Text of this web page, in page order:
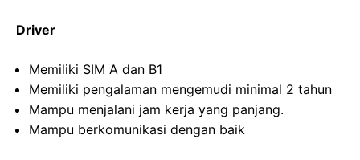
Driver
Memiliki SIM A dan B1
Memiliki pengalaman mengemudi minimal 2 tahun
Mampu menjalani jam kerja yang panjang.
Mampu berkomunikasi dengan baik